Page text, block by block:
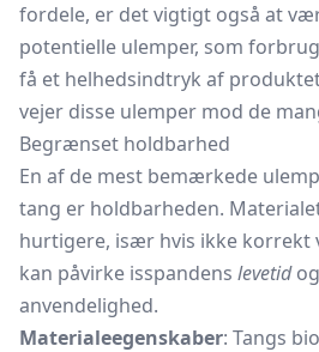
fordele, er det vigtigt også at
potentielle ulemper, som
få et helhedsindtryk af
vejer disse ulemper mod de
Begrænset holdbarhed
En af de mest bemærkede
tang er holdbarheden.
hurtigere, især hvis ikke korrekt
kan påvirke isspandens levetid
anvendelighed.
Materialeegenskaber: Tangs